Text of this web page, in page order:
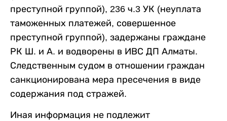
преступной группой), 236 ч.3 УК (неуплата
таможенных платежей, совершенное
преступной группой), задержаны граждане
РК Ш. и А. и водворены в ИВС ДП Алматы.
Следственным судом в отношении граждан
санкционирована мера пресечения в виде
содержания под стражей.
Иная информация не подлежит